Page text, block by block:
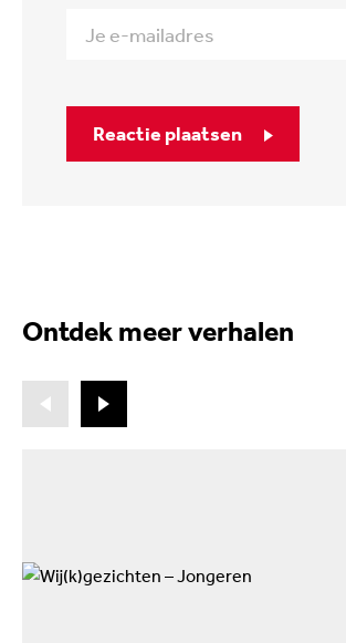
Reactie plaatsen
Ontdek meer verhalen